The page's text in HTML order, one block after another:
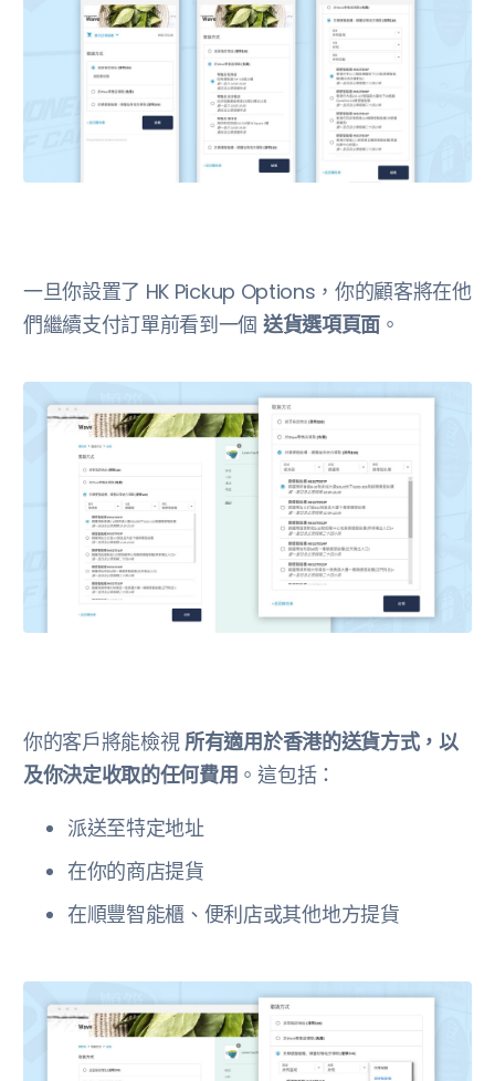
一旦你設置了 HK Pickup Options，你的顧客將在他
們繼續支付訂單前看到一個 送貨選項頁面。
你的客戶將能檢視 所有適用於香港的送貨方式，以
及你決定收取的任何費用 。這包括：
派送至特定地址
在你的商店提貨
在順豐智能櫃、便利店或其他地方提貨